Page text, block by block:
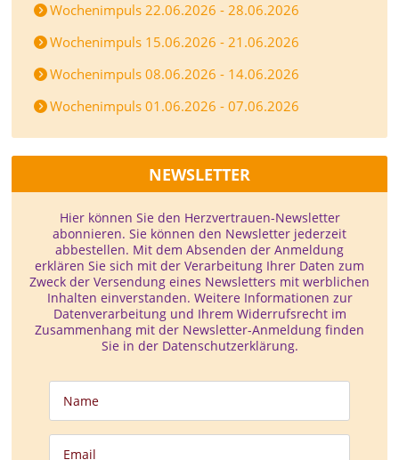
Wochenimpuls 22.06.2026 - 28.06.2026
Wochenimpuls 15.06.2026 - 21.06.2026
Wochenimpuls 08.06.2026 - 14.06.2026
Wochenimpuls 01.06.2026 - 07.06.2026
NEWSLETTER
Hier können Sie den Herzvertrauen-­Newsletter
abonnieren. Sie können den Newsletter jederzeit
abbestellen. Mit dem Absenden der Anmeldung
erklären Sie sich mit der Verarbeitung Ihrer Daten zum
Zweck der Versendung eines Newsletters mit werblichen
Inhalten einverstanden. Weitere Informationen zur
Datenverarbeitung und Ihrem Widerrufsrecht im
Zusammenhang mit der Newsletter-Anmeldung finden
Sie in der Datenschutzerklärung.